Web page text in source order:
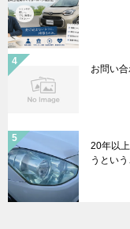
お問い
20年以
うという